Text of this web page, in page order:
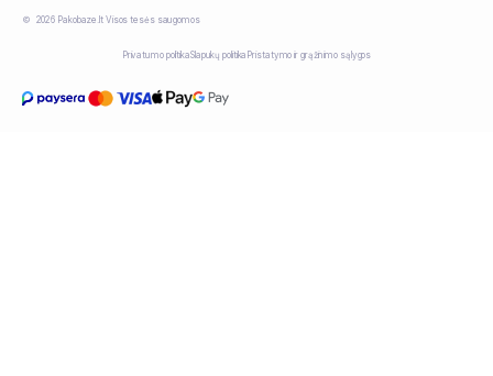
2026 Pakobaze.lt Visos tesės saugomos
Privatumo politikaSlapukų politika Pristatymo ir grąžinimo sąlygos